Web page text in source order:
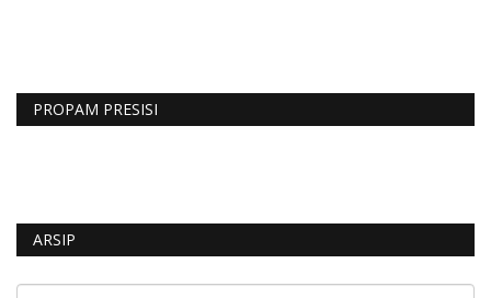
PROPAM PRESISI
ARSIP